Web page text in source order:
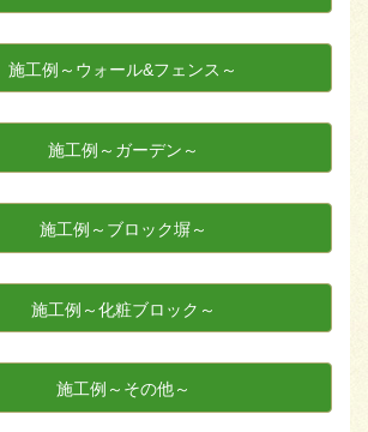
施工例～ウォール&フェンス～
施工例～ガーデン～
施工例～ブロック塀～
施工例～化粧ブロック～
施工例～その他～